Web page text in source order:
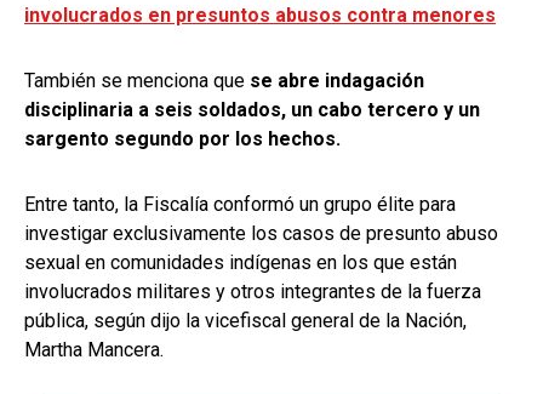
involucrados en presuntos abusos contra menores
También se menciona que se abre indagación
disciplinaria a seis soldados, un cabo tercero y un
sargento segundo por los hechos.
Entre tanto, la Fiscalía conformó un grupo élite para
investigar exclusivamente los casos de presunto abuso
sexual en comunidades indígenas en los que están
involucrados militares y otros integrantes de la fuerza
pública, según dijo la vicefiscal general de la Nación,
Martha Mancera.